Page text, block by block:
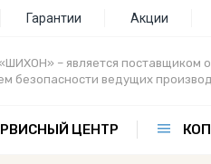
Гарантии Акции
– является поставщиком
безопасности ведущих
ЦЕНТР